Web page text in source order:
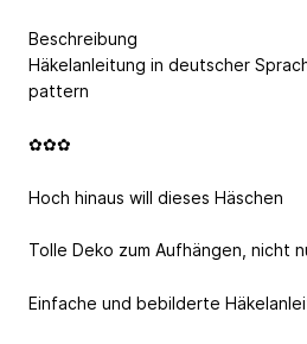
Beschreibung
Häkelanleitung in deutscher
pattern
✿✿✿
Hoch hinaus will dieses Häschen
Tolle Deko zum Aufhängen, nicht
Einfache und bebilderte